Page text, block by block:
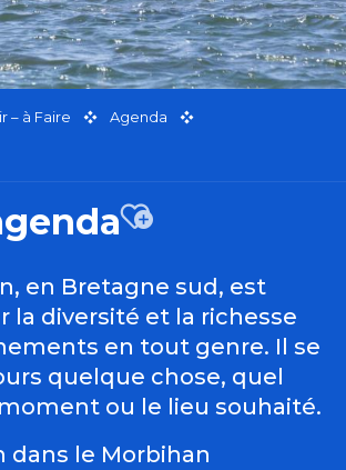
– à Faire
Agenda
Ajouter aux
en Bretagne sud, est
la diversité et la richesse
en tout genre. Il se
quelque chose, quel
ou le lieu souhaité.
dans le Morbihan